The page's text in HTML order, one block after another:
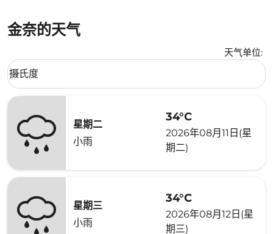
金奈的天气
天气单位:
Weather unit option 摄氏度 Selected
摄氏度
keyboard_arrow_down
星期二
小雨
34°C
2026年08月11日(星
期二)
星期三
小雨
34°C
2026年08月12日(星
期三)